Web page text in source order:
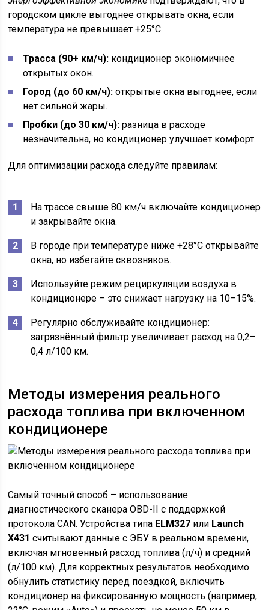
городском цикле выгоднее открывать окна, если
температура не превышает +25°C.
Трасса (90+ км/ч): кондиционер экономичнее
открытых окон.
Город (до 60 км/ч): открытые окна выгоднее, если
нет сильной жары.
Пробки (до 30 км/ч): разница в расходе
незначительна, но кондиционер улучшает комфорт.
Для оптимизации расхода следуйте правилам:
На трассе свыше 80 км/ч включайте кондиционер
и закрывайте окна.
В городе при температуре ниже +28°C открывайте
окна, но избегайте сквозняков.
Используйте режим рециркуляции воздуха в
кондиционере – это снижает нагрузку на 10–15%.
Регулярно обслуживайте кондиционер:
загрязнённый фильтр увеличивает расход на 0,2–
0,4 л/100 км.
Методы измерения реального
расхода топлива при включенном
кондиционере
Самый точный способ – использование
диагностического сканера OBD-II с поддержкой
протокола CAN. Устройства типа ELM327 или Launch
X431 считывают данные с ЭБУ в реальном времени,
включая мгновенный расход топлива (л/ч) и средний
(л/100 км). Для корректных результатов необходимо
обнулить статистику перед поездкой, включить
кондиционер на фиксированную мощность (например,